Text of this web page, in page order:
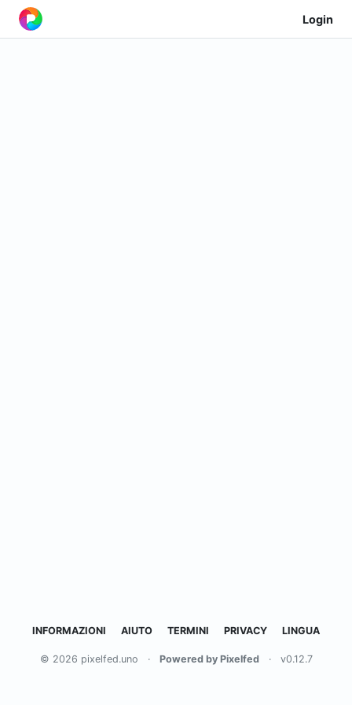
Login
INFORMAZIONI AIUTO TERMINI PRIVACY LINGUA
© 2026 pixelfed.uno · Powered by Pixelfed · v0.12.7